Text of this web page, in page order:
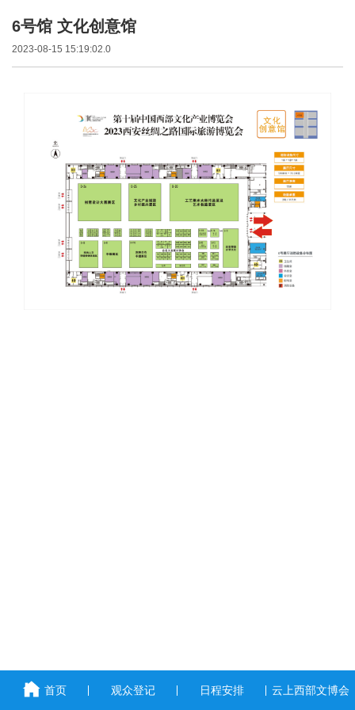
6号馆 文化创意馆
2023-08-15 15:19:02.0
首页 观众登记 日程安排 云上西部文博会